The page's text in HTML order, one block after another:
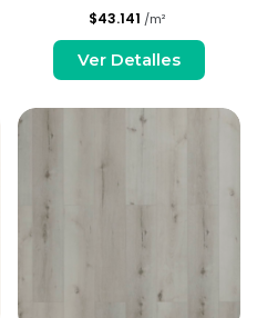
$43.141 /m²
Ver Detalles